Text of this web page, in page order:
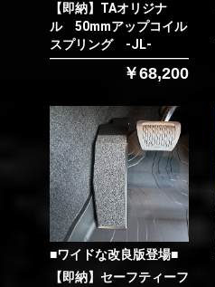
【即納】TAオリジナ
ル 50mmアップコイル
スプリング -JL-
￥68,200
■ワイドな改良版登場■
【即納】セーフティーフ